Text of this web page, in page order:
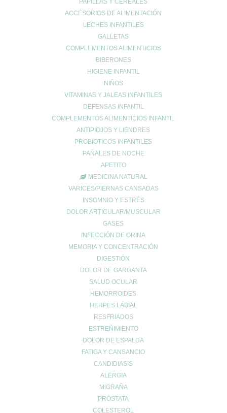
PAPILLAS Y CEREALES
ACCESORIOS DE ALIMENTACIÓN
LECHES INFANTILES
GALLETAS
COMPLEMENTOS ALIMENTICIOS
BIBERONES
HIGIENE INFANTIL
NIÑOS
VITAMINAS Y JALEAS INFANTILES
DEFENSAS INFANTIL
COMPLEMENTOS ALIMENTICIOS INFANTIL
ANTIPIOJOS Y LIENDRES
PROBIOTICOS INFANTILES
PAÑALES DE NOCHE
APETITO
MEDICINA NATURAL
VARICES/PIERNAS CANSADAS
INSOMNIO Y ESTRÉS
DOLOR ARTICULAR/MUSCULAR
GASES
INFECCIÓN DE ORINA
MEMORIA Y CONCENTRACIÓN
DIGESTIÓN
DOLOR DE GARGANTA
SALUD OCULAR
HEMORROIDES
HERPES LABIAL
RESFRIADOS
ESTREÑIMIENTO
DOLOR DE ESPALDA
FATIGA Y CANSANCIO
CANDIDIASIS
ALERGIA
MIGRAÑA
PRÓSTATA
COLESTEROL
absorción de nutrientes, aquellas que padecen una mutación
específica del gen MTHFR y los alcohólicos.
pueden favorecer el cáncer de próstata.
Acostumbran a necesitarcomplejo de vitaminab12 las personas
mayores, personas con trastornos gástricos, las sometidas a una
operación de estómago, personas con anemia perniciosa,
vegetarianos, veganos o bebés de mujeres veganas. Algunos
fármacos, como aquellos que se toman para el reflujo ácido o la
metformina, también pueden generar déficit de vitamina b12.
Por el contrario, dosis muy altas de vitamina b12 podrían retardar
la evolución de la esclerosis lateral amiotrófica y reducir la
gravedad de los síntomas de la Covid-19.
Tu dirección de correo electrónico no será publicada.
obligatorios están marcados con*